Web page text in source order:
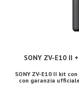
SONY ZV-E10 II
SONY ZV-E10 II kit
con garanzia